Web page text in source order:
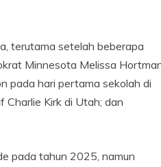
terutama setelah beberapa
Minnesota Melissa
pada hari pertama sekolah di
Kirk di Utah; dan
pada tahun 2025, namun